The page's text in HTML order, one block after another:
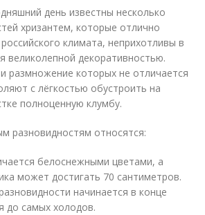
день известны несколько
хризантем, которые отлично
климата, неприхотливы в
великолепной декоративностью.
размножение которых не отличается
с лёгкостью обустроить на
полноценную клумбу.
разновидностям относятся:
белоснежными цветами, а
может достигать 70 сантиметров.
начинается в конце
до самых холодов.